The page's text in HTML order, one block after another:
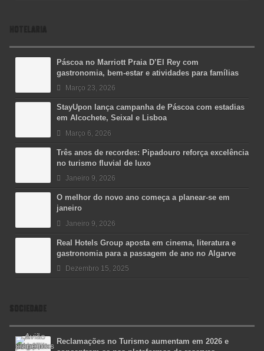
HOTELARIA
Páscoa no Marriott Praia D’El Rey com
gastronomia, bem-estar e atividades para famílias
Março 23, 2026
StayUpon lança campanha de Páscoa com estadias
em Alcochete, Seixal e Lisboa
Março 6, 2026
Três anos de recordes: Pipadouro reforça excelência
no turismo fluvial de luxo
Janeiro 9, 2026
O melhor do novo ano começa a planear-se em
janeiro
Janeiro 9, 2026
Real Hotels Group aposta em cinema, literatura e
gastronomia para a passagem de ano no Algarve
Dezembro 15, 2025
SOCIEDADE
Reclamações no Turismo aumentam em 2026 e